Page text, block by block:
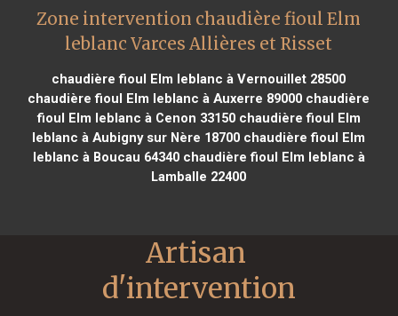
Zone intervention chaudière fioul Elm
leblanc Varces Allières et Risset
chaudière fioul Elm leblanc à Vernouillet 28500
chaudière fioul Elm leblanc à Auxerre 89000 chaudière
fioul Elm leblanc à Cenon 33150chaudière fioul Elm
leblanc à Aubigny sur Nère 18700 chaudière fioul Elm
leblanc à Boucau 64340chaudière fioul Elm leblanc à
Lamballe 22400
Artisan
d'intervention